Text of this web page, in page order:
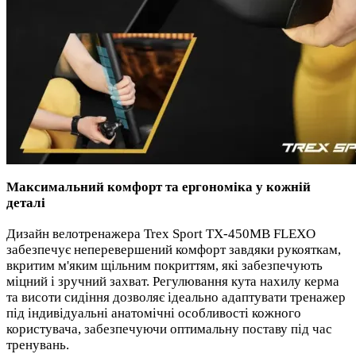
Максимальний комфорт та ергономіка у кожній
деталі
Дизайн велотренажера Trex Sport TX-450MB FLEXO
забезпечує неперевершений комфорт завдяки рукояткам,
вкритим м'яким щільним покриттям, які забезпечують
міцний і зручний захват. Регулювання кута нахилу керма
та висоти сидіння дозволяє ідеально адаптувати тренажер
під індивідуальні анатомічні особливості кожного
користувача, забезпечуючи оптимальну поставу під час
тренувань.